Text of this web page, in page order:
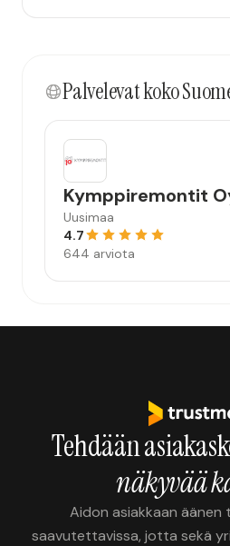
mahdollisuus että palveluita
Palvelevat koko
Kymppiremontit
Uusimaa
4.7
644 arviota
Tehdään
näkyvää
Aidon asiakkaan äänen
saavutettavissa, jotta sekä